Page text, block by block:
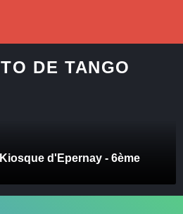
d'Epernay - 6ème